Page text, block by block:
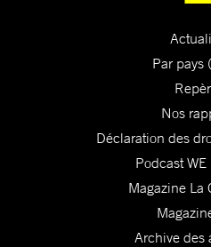
Par pays
Nos
Déclaration des
Podcast
Magazine La
Archive des